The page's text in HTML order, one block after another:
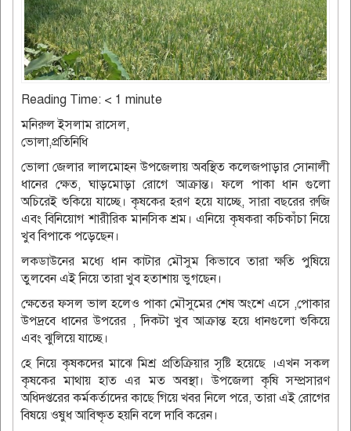
Reading Time: < 1 minute
মনিরুল ইসলাম রাসেল,
ভোলা,প্রতিনিধি
ভোলা জেলার লালমোহন উপজেলায় অবস্থিত কলেজপাড়ার সোনালী
ধানের ক্ষেত, ঘাড়মোড়া রোগে আক্রান্ত। ফলে পাকা ধান গুলো
অচিরেই শুকিয়ে যাচ্ছে। কৃষকের হরণ হয়ে যাচ্ছে, সারা বছরের রুজি
এবং বিনিয়োগ শারীরিক মানসিক শ্রম। এনিয়ে কৃষকরা কচিকাঁচা নিয়ে
খুব বিপাকে পড়েছেন।
লকডাউনের মধ্যে ধান কাটার মৌসুম কিভাবে তারা ক্ষতি পুষিয়ে
তুলবেন এই নিয়ে তারা খুব হতাশায় ভুগছেন।
ক্ষেতের ফসল ভাল হলেও পাকা মৌসুমের শেষ অংশে এসে ,পোকার
উপদ্রবে ধানের উপরের , দিকটা খুব আক্রান্ত হয়ে ধানগুলো শুকিয়ে
এবং ঝুলিয়ে যাচ্ছে।
হে নিয়ে কৃষকদের মাঝে মিশ্র প্রতিক্রিয়ার সৃষ্টি হয়েছে ।এখন সকল
কৃষকের মাথায় হাত এর মত অবস্থা। উপজেলা কৃষি সম্প্রসারণ
অধিদপ্তরের কর্মকর্তাদের কাছে গিয়ে খবর নিলে পরে, তারা এই রোগের
বিষয়ে ওষুধ আবিষ্কৃত হয়নি বলে দাবি করেন।